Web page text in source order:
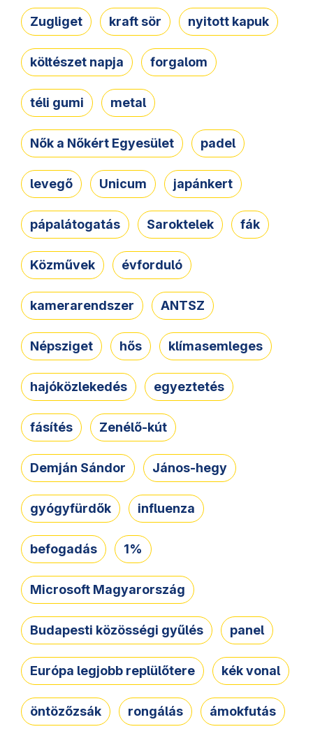
Zugliget kraft sör nyitott kapuk
költészet napja forgalom
téli gumi metal
Nők a Nőkért Egyesület padel
levegő Unicum japánkert
pápalátogatás Saroktelek fák
Közművek évforduló
kamerarendszer ANTSZ
Népsziget hős klímasemleges
hajóközlekedés egyeztetés
fásítés Zenélő-kút
Demján Sándor János-hegy
gyógyfürdők influenza
befogadás 1%
Microsoft Magyarország
Budapesti közösségi gyűlés panel
Európa legjobb replülőtere kék vonal
öntözőzsák rongálás ámokfutás